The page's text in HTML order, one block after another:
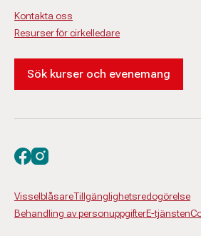
Kontakta oss
Resurser för cirkelledare
Sök kurser och evenemang
VisselblåsareTillgänglighetsredogörelse
Behandling av personuppgifterE-tjänsten
Besök oss på facebook
Besök oss på instagram